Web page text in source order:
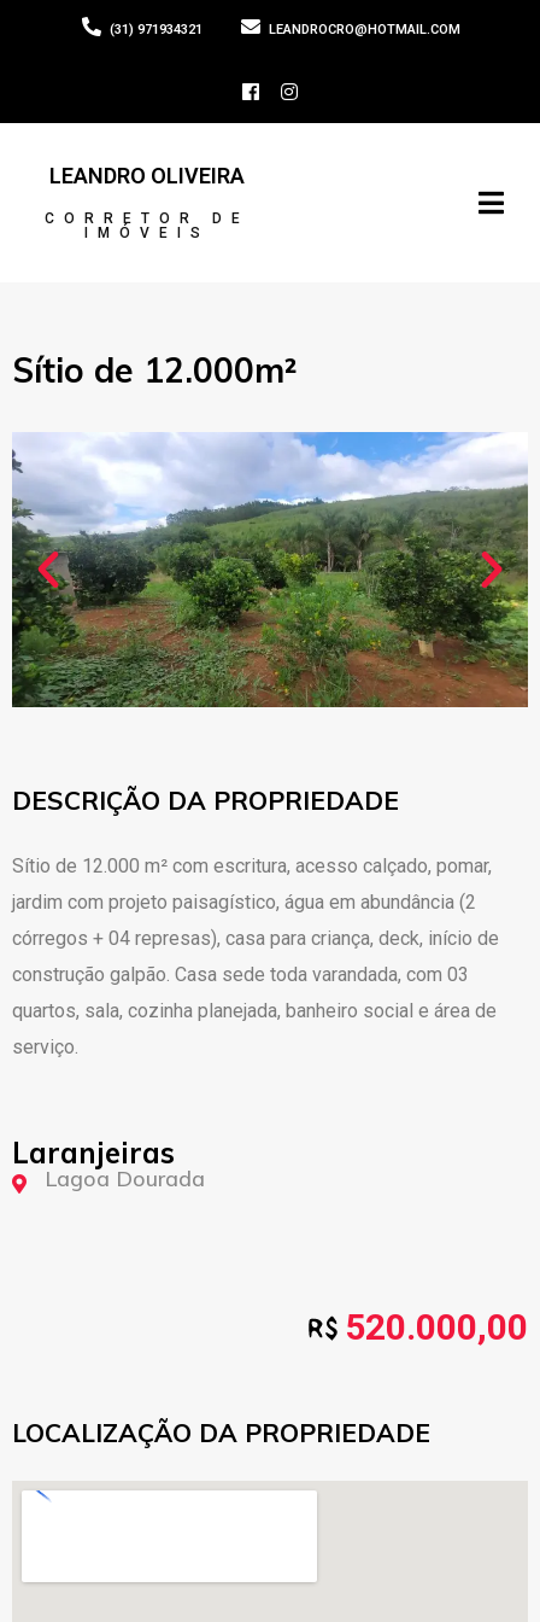
(31) 971934321 LEANDROCRO@HOTMAIL.COM
LEANDRO OLIVEIRA
CORRETOR DE
IMÓVEIS
Sítio de 12.000m²
DESCRIÇÃO DA PROPRIEDADE
Sítio de 12.000 m² com escritura, acesso calçado, pomar,
jardim com projeto paisagístico, água em abundância (2
córregos + 04 represas), casa para criança, deck, início de
construção galpão. Casa sede toda varandada, com 03
quartos, sala, cozinha planejada, banheiro social e área de
serviço.
Laranjeiras
Lagoa Dourada
520.000,00
LOCALIZAÇÃO DA PROPRIEDADE